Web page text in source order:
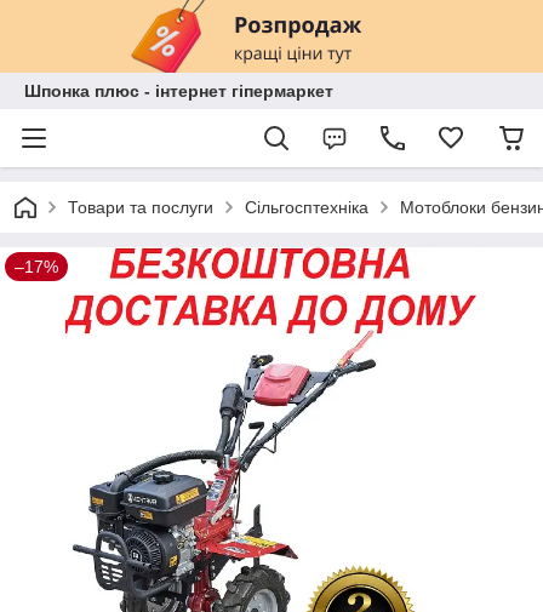
Шпонка плюс - інтернет гіпермаркет
Товари та послуги Сільгосптехніка Мотоблоки
–17%